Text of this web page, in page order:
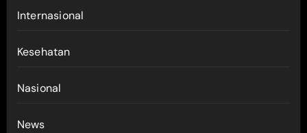
Internasional
Kesehatan
Nasional
News